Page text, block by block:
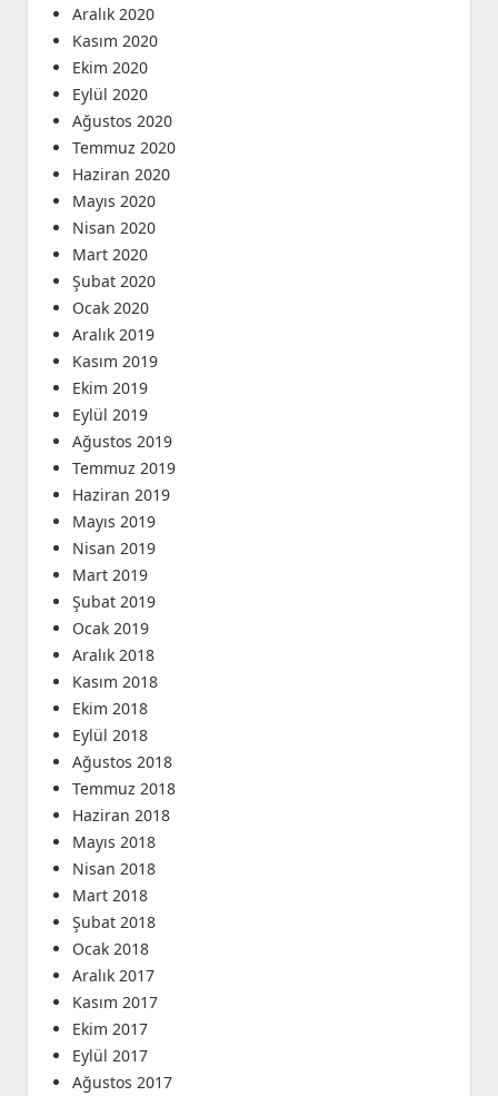
Aralık 2020
Kasım 2020
Ekim 2020
Eylül 2020
Ağustos 2020
Temmuz 2020
Haziran 2020
Mayıs 2020
Nisan 2020
Mart 2020
Şubat 2020
Ocak 2020
Aralık 2019
Kasım 2019
Ekim 2019
Eylül 2019
Ağustos 2019
Temmuz 2019
Haziran 2019
Mayıs 2019
Nisan 2019
Mart 2019
Şubat 2019
Ocak 2019
Aralık 2018
Kasım 2018
Ekim 2018
Eylül 2018
Ağustos 2018
Temmuz 2018
Haziran 2018
Mayıs 2018
Nisan 2018
Mart 2018
Şubat 2018
Ocak 2018
Aralık 2017
Kasım 2017
Ekim 2017
Eylül 2017
Ağustos 2017